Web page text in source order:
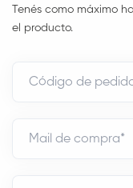
Tenés como máximo
el producto.
Código de
Mail de compra*